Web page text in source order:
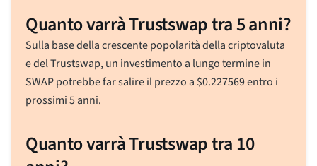
Quanto varrà Trustswap tra 5 anni?
Sulla base della crescente popolarità della criptovaluta
e del Trustswap, un investimento a lungo termine in
SWAP potrebbe far salire il prezzo a $0.227569entro i
prossimi 5 anni.
Quanto varrà Trustswap tra 10